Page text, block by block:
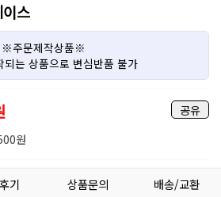
스
※주문제작상품※
되는 상품으로 변심반품 불가
공유
원
기 상품문의 배송/교환